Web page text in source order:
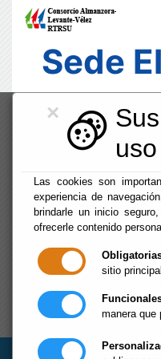
×
Las cookies son
experiencia de
brindarle un inicio
ofrecerle contenido
sitio
manera que
Sede